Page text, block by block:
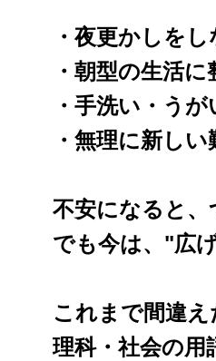
・夜更かしを
・朝型の生活
・手洗い・う
・無理に新し
不安になると、
でも今は、"広
これまで間違え
理科・社会の用